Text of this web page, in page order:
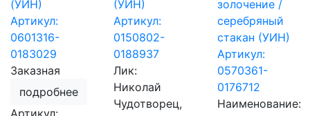
(УИН)
Артикул:
0601316-
0183029
Заказная
подробнее
Артикул:
(УИН)
Артикул:
0150802-
0188937
Лик:
Николай
Чудотворец,
золочение /
серебряный
стакан (УИН)
Артикул:
0570361-
0176712
Наименование: